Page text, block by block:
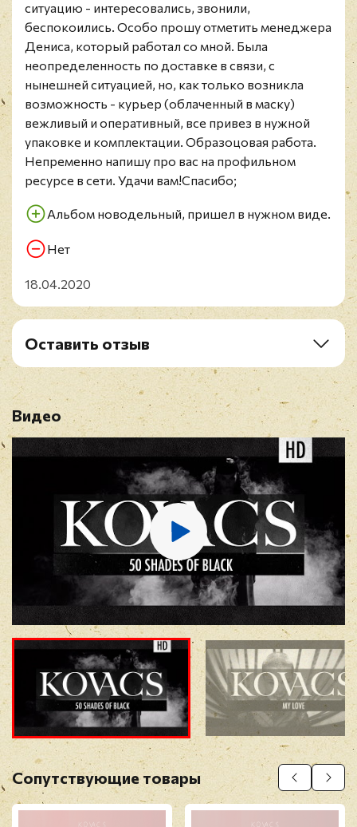
B5. He Talks That Shit
Bonus Track:
B6. Song For Joel
ситуацию - интересовались, звонили,
беспокоились. Особо прошу отметить менеджера
Дениса, который работал со мной. Была
неопределенность по доставке в связи, с
нынешней ситуацией, но, как только возникла
возможность - курьер (облаченный в маску)
вежливый и оперативный, все привез в нужной
упаковке и комплектации. Образоцовая работа.
Непременно напишу про вас на профильном
ресурсе в сети. Удачи вам!Спасибо;
Альбом новодельный, пришел в нужном виде.
Нет
18.04.2020
Оставить отзыв
Имя*
Отзыв
Прикрепить фото
Оставить отзыв
Перед публикацией отзывы проходят
Видео
Сопутствующие товары